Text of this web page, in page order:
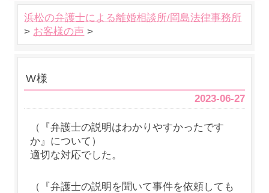
浜松の弁護士による離婚相談所/岡島法律事務所
> お客様の声 >
W様
2023-06-27
（『弁護士の説明はわかりやすかったです
か』について）
適切な対応でした。
（『弁護士の説明を聞いて事件を依頼しても